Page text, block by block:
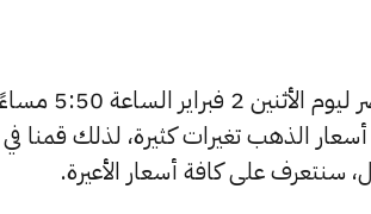
يسعى العديد من الأفراد لمعرفة أسعار الذهب اليوم في مصر ليوم الأثنين 2
الذهب تغيرات كثيرة، لذلك قمنا